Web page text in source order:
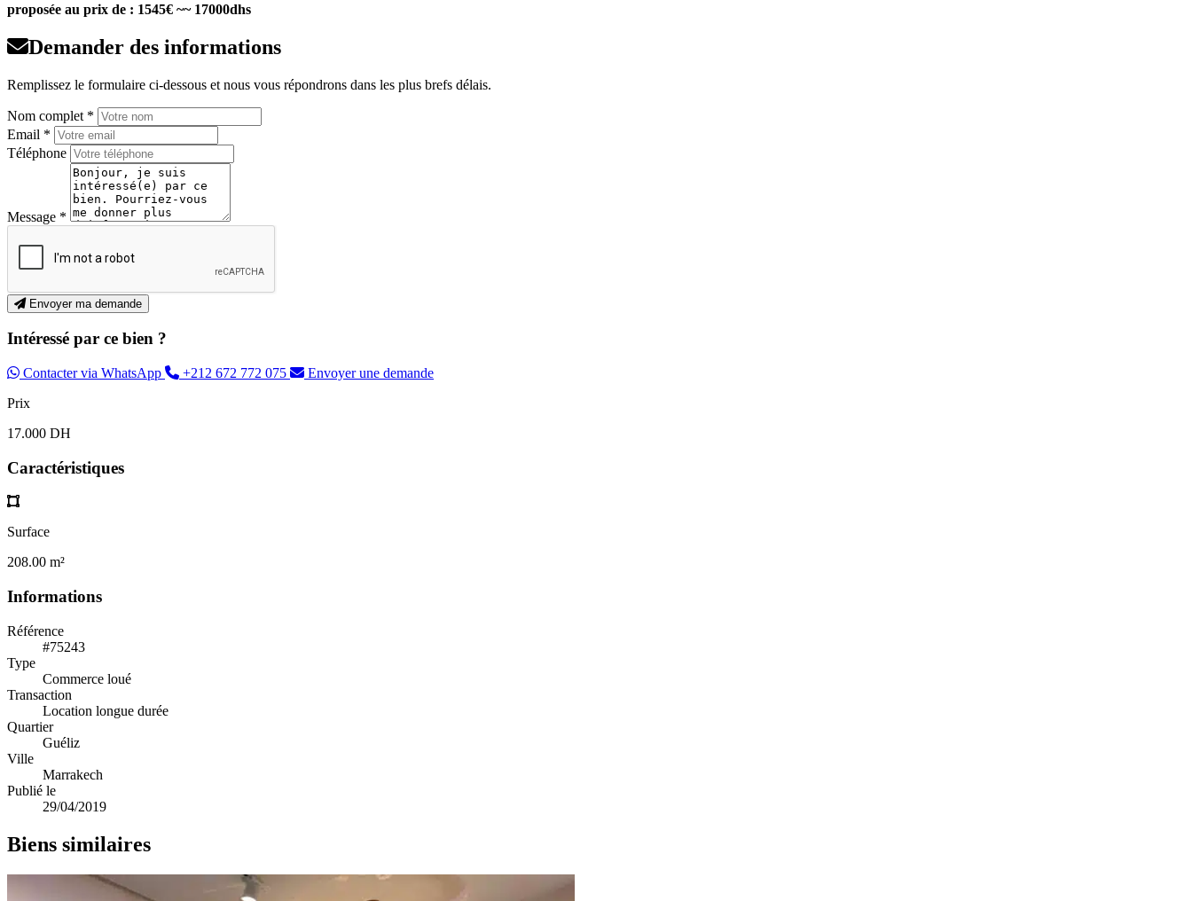
proposée au prix de : 1545€ ~~ 17000dhs
Demander des informations
Remplissez le formulaire ci-dessous et nous vous répondrons dans les plus brefs délais.
Nom complet *
Email *
Téléphone
Message *
Envoyer ma demande
Intéressé par ce bien ?
Contacter via WhatsApp +212 672 772 075
Envoyer une demande
Prix
17.000 DH
Caractéristiques
Surface
208.00 m²
Informations
Référence
#75243
Type
Commerce loué
Transaction
Location longue durée
Quartier
Guéliz
Ville
Marrakech
Publié le
29/04/2019
Biens similaires